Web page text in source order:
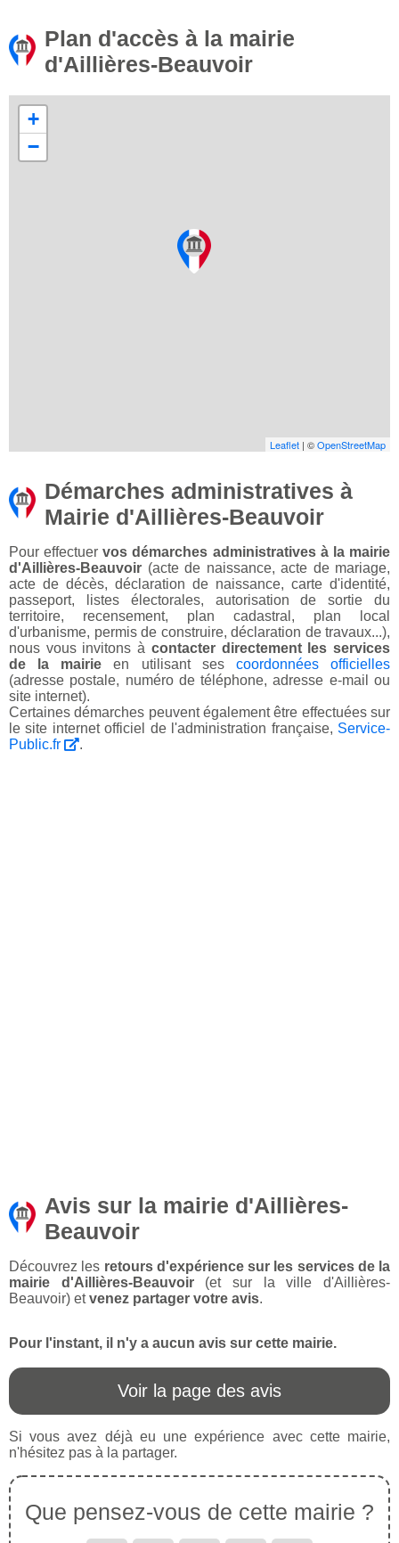
Plan d'accès à la mairie
d'Aillières-Beauvoir
+
−
Leaflet | ©OpenStreetMap
Démarches administratives à
Mairie d'Aillières-Beauvoir
Pour effectuervos démarches administratives à la mairie
d'Aillières-Beauvoir (acte de naissance, acte de mariage,
acte de décès, déclaration de naissance, carte d'identité,
passeport, listes électorales, autorisation de sortie du
territoire, recensement, plan cadastral, plan local
d'urbanisme, permis de construire, déclaration de travaux...),
nous vous invitons à contacter directement les services
de la mairie en utilisant ses coordonnées officielles
(adresse postale, numéro de téléphone, adresse e-mail ou
site internet).
Certaines démarches peuvent également être effectuées sur
le site internet officiel de l'administration française, Service-
Public.fr
.
Avis sur la mairie d'Aillières-
Beauvoir
Découvrez les retours d'expérience sur les services de la
mairie d'Aillières-Beauvoir(et sur la ville d'Aillières-
Beauvoir) etvenez partager votre avis.
Pour l'instant, il n'y a aucun avis sur cette mairie.
Voir la page des avis
Si vous avez déjà eu une expérience avec cette mairie,
n'hésitez pas à la partager.
Que pensez-vous de cette mairie ?